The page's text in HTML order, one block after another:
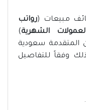
مبيعات (رواتب
)
المتقدمة سعودية
وفقاً للتفاصيل